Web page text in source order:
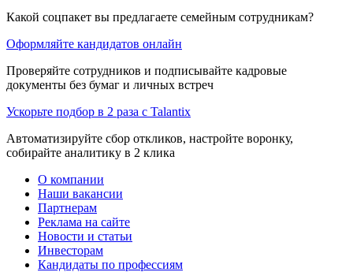
Какой соцпакет вы предлагаете семейным сотрудникам?
Оформляйте кандидатов онлайн
Проверяйте сотрудников и подписывайте кадровые
документы без бумаг и личных встреч
Ускорьте подбор в 2 раза с Talantix
Автоматизируйте сбор откликов, настройте воронку,
собирайте аналитику в 2 клика
О компании
Наши вакансии
Партнерам
Реклама на сайте
Новости и статьи
Инвесторам
Кандидаты по профессиям